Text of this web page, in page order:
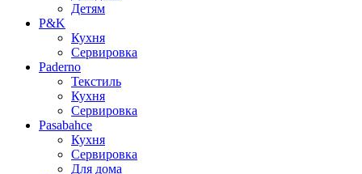
Детям
P&K
Кухня
Сервировка
Paderno
Текстиль
Кухня
Сервировка
Pasabahce
Кухня
Сервировка
Для дома